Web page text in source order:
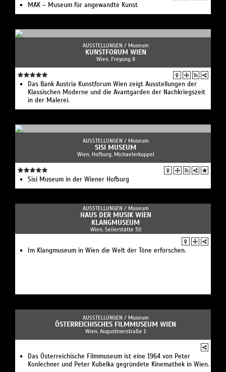
MAK – Museum für angewandte Kunst
AUSSTELLUNGEN / Museum
KUNSTFORUM WIEN
Wien, Freyung 8
Das Bank Austria Kunstforum Wien zeigt Ausstellungen der
Klassischen Moderne und die Avantgarden der Nachkriegszeit
in der Malerei.
AUSSTELLUNGEN / Museum
SISI MUSEUM
Wien, Hofburg, Michaelerkuppel
Sisi Museum in der Wiener Hofburg
AUSSTELLUNGEN / Museum
HAUS DER MUSIK WIEN
KLANGMUSEUM
Wien, Seilerstätte 30
Im Klangmuseum in Wien die Welt der Töne erforschen.
AUSSTELLUNGEN / Museum
ÖSTERREICHISCHES FILMMUSEUM WIEN
Wien, Augustinerstraße 1
Das Österreichische Filmmuseum ist eine 1964 von Peter
Konlechner und Peter Kubelka gegründete Kinemathek in Wien.